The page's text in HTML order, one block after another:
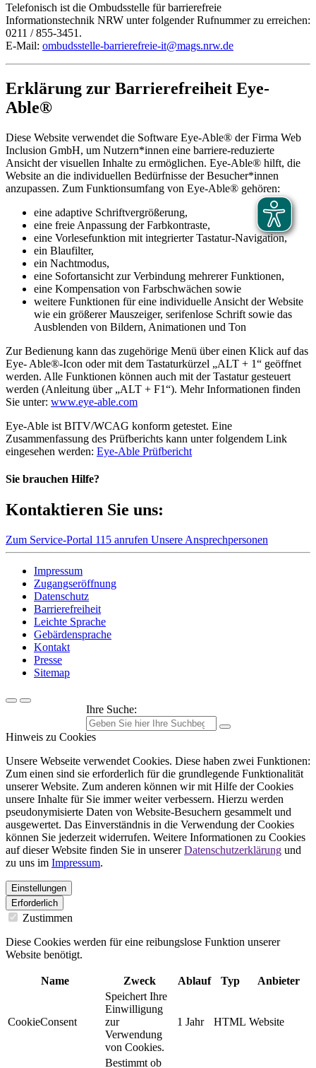
Telefonisch ist die Ombudsstelle für barrierefreie
Informationstechnik NRW unter folgender Rufnummer zu erreichen:
0211 / 855-3451.
E-Mail: ombudsstelle-barrierefreie-it@​mags.nrw.de
Erklärung zur Barrierefreiheit Eye-
Able®
Diese Website verwendet die Software Eye-Able® der Firma Web
Inclusion GmbH, um Nutzern*innen eine barriere-reduzierte
Ansicht der visuellen Inhalte zu ermöglichen. Eye-Able® hilft, die
Website an die individuellen Bedürfnisse der Besucher*innen
anzupassen. Zum Funktionsumfang von Eye-Able® gehören:
eine adaptive Schriftvergrößerung,
eine freie Anpassung der Farbkontraste,
eine Vorlesefunktion mit integrierter Tastatur-Navigation,
ein Blaufilter,
ein Nachtmodus,
eine Sofortansicht zur Verbindung mehrerer Funktionen,
eine Kompensation von Farbschwächen sowie
weitere Funktionen für eine individuelle Ansicht der Website
wie ein größerer Mauszeiger, serifenlose Schrift sowie das
Ausblenden von Bildern, Animationen und Ton
Zur Bedienung kann das zugehörige Menü über einen Klick auf das
Eye- Able®-Icon oder mit dem Tastaturkürzel „ALT + 1“ geöffnet
werden. Alle Funktionen können auch mit der Tastatur gesteuert
werden (Anleitung über „ALT + F1“). Mehr Informationen finden
Sie unter: www.eye-able.com
Eye-Able ist BITV/WCAG konform getestet. Eine
Zusammenfassung des Prüfberichts kann unter folgendem Link
eingesehen werden: Eye-Able Prüfbericht
Sie brauchen Hilfe?
Kontaktieren Sie uns:
Zum Service-Portal 115 anrufen Unsere Ansprechpersonen
Impressum
Zugangseröffnung
Datenschutz
Barrierefreiheit
Leichte Sprache
Gebärdensprache
Kontakt
Presse
Sitemap
Ihre Suche:
Hinweis zu Cookies
Unsere Webseite verwendet Cookies. Diese haben zwei Funktionen:
Zum einen sind sie erforderlich für die grundlegende Funktionalität
unserer Website. Zum anderen können wir mit Hilfe der Cookies
unsere Inhalte für Sie immer weiter verbessern. Hierzu werden
pseudonymisierte Daten von Website-Besuchern gesammelt und
ausgewertet. Das Einverständnis in die Verwendung der Cookies
können Sie jederzeit widerrufen. Weitere Informationen zu Cookies
auf dieser Website finden Sie in unsererDatenschutzerklärung und
zu uns im Impressum.
Einstellungen
Erforderlich
Zustimmen
Diese Cookies werden für eine reibungslose Funktion unserer
Website benötigt.
Name Zweck Ablauf Typ Anbieter
CookieConsent
Speichert Ihre
Einwilligung
zur
Verwendung
von Cookies.
1 Jahr HTML Website
Bestimmt ob